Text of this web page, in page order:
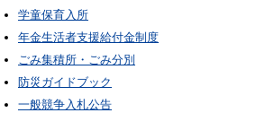
学童保育入所
年金生活者支援給付金制度
ごみ集積所・ごみ分別
防災ガイドブック
一般競争入札公告